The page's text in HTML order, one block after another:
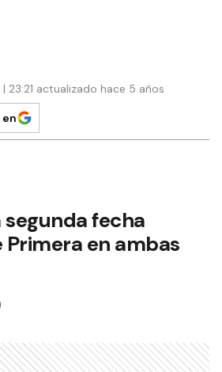
23:21 actualizado hace 5 años
segunda fecha
Primera en ambas